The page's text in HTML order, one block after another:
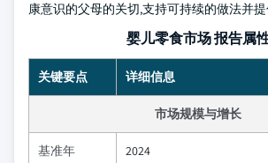
康意识的父母的关切,支持可持续的做法并提
婴儿零食市场 报告属
关键要点 详细信息
市场规模与增长
基准年 2024